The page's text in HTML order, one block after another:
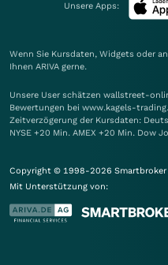
Unsere Apps:
Wenn Sie Kursdaten, Widgets oder
Ihnen ARIVA gerne.
Unsere User schätzen wallstreet-
Bewertungen bei www.kagels-
Zeitverzögerung der Kursdaten:
NYSE +20 Min. AMEX +20 Min. Dow
Copyright © 1998-2026 Smartbroker
Mit Unterstützung von: